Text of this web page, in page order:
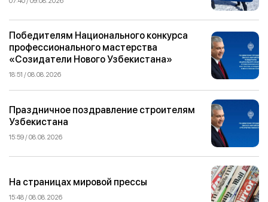
Победителям Национального конкурса
профессионального мастерства
«Созидатели Нового Узбекистана»
18:51 / 08.08.2026
Праздничное поздравление строителям
Узбекистана
15:59 / 08.08.2026
На страницах мировой прессы
15:48 / 08.08.2026